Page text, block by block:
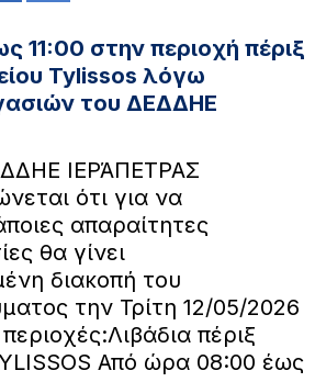
11:00 στην περιοχή πέριξ
Tylissos λόγω
του ΔΕΔΔΗΕ
ΙΕΡΆΠΕΤΡΑΣ
ότι για να
απαραίτητες
θα γίνει
διακοπή του
την Τρίτη 12/05/2026
πέριξ
Από ώρα 08:00 έως